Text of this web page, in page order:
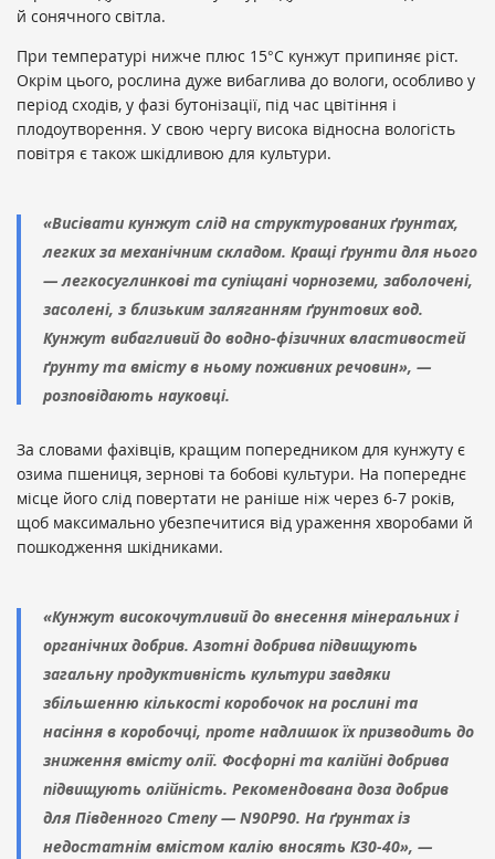
й сонячного світла.
При температурі нижче плюс 15°С кунжут припиняє ріст.
Окрім цього, рослина дуже вибаглива до вологи, особливо у
період сходів, у фазі бутонізації, під час цвітіння і
плодоутворення. У свою чергу висока відносна вологість
повітря є також шкідливою для культури.
«Висівати кунжут слід на структурованих ґрунтах,
легких за механічним складом. Кращі ґрунти для нього
— легкосуглинкові та супіщані чорноземи, заболочені,
засолені, з близьким заляганням ґрунтових вод.
Кунжут вибагливий до водно-фізичних властивостей
ґрунту та вмісту в ньому поживних речовин», —
розповідають науковці.
За словами фахівців, кращим попередником для кунжуту є
озима пшениця, зернові та бобові культури. На попереднє
місце його слід повертати не раніше ніж через 6-7 років,
щоб максимально убезпечитися від ураження хворобами й
пошкодження шкідниками.
«Кунжут високочутливий до внесення мінеральних і
органічних добрив. Азотні добрива підвищують
загальну продуктивність культури завдяки
збільшенню кількості коробочок на рослині та
насіння в коробочці, проте надлишок їх призводить до
зниження вмісту олії. Фосфорні та калійні добрива
підвищують олійність. Рекомендована доза добрив
для Південного Степу — N90P90. На ґрунтах із
недостатнім вмістом калію вносять К30-40», —